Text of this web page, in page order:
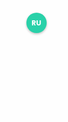
RU